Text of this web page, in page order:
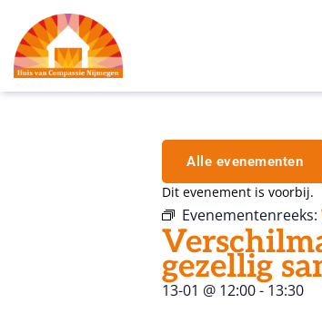
Alle evenementen
Dit evenement is voorbij.
Evenementenreeks:
gezellig
13-01 @ 12:00- 13:30